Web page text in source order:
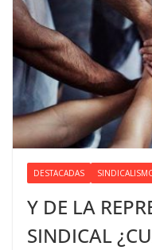
DESTACADAS
Y DE LA
SINDICAL